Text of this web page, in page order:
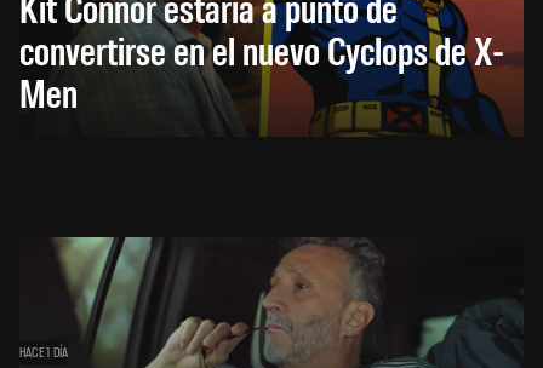
convertirse en el nuevo Cyclops de X-
Men
HACE 1 DÍA